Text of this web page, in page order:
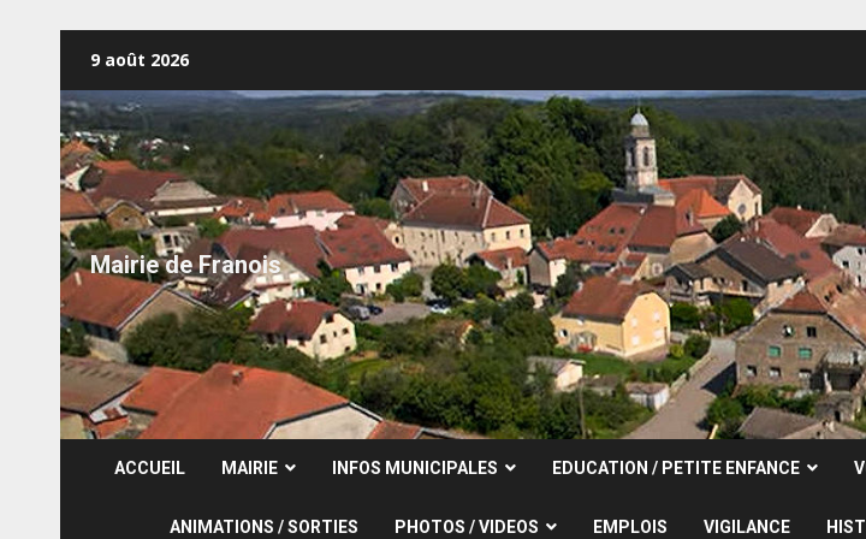
content
9 août 2026
Mairie de Franois
ACCUEIL MAIRIE INFOS MUNICIPALES EDUCATION / PETITE ENFANCE
ANIMATIONS / SORTIES PHOTOS / VIDEOS EMPLOIS VIGILANCE